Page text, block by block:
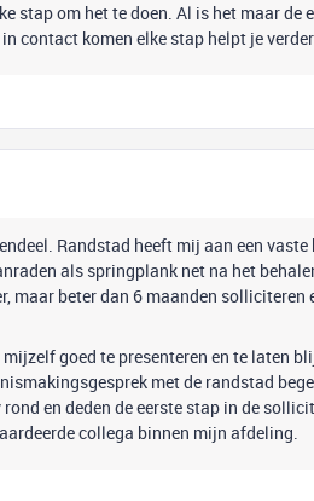
stap om het te doen. Al is het maar de
contact komen elke stap helpt je
Randstad heeft mij aan een vaste
als springplank net na het
maar beter dan 6 maanden solliciteren
goed te presenteren en te laten
met de randstad
en deden de eerste stap in de
collega binnen mijn afdeling.